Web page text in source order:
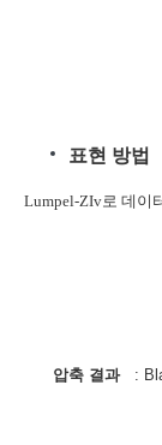
표현 방법
Lumpel-ZIv로 데이
압축 결과: